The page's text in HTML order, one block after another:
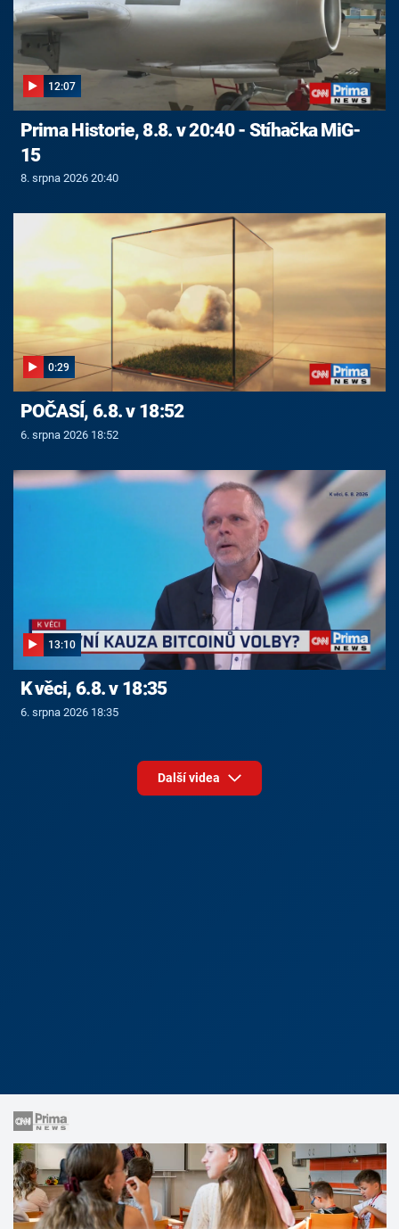
12:07
Prima Historie, 8.8. v 20:40 - Stíhačka MiG-
15
8. srpna 2026 20:40
0:29
POČASÍ, 6.8. v 18:52
6. srpna 2026 18:52
13:10
K věci, 6.8. v 18:35
6. srpna 2026 18:35
Další videa